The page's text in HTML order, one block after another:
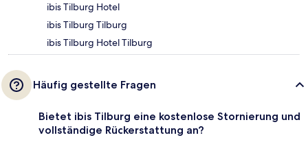
ibis Tilburg Hotel
ibis Tilburg Tilburg
ibis Tilburg Hotel Tilburg
Häufig gestellte Fragen
Bietet ibis Tilburg eine kostenlose Stornierung und
vollständige Rückerstattung an?